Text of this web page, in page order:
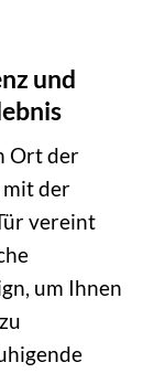
und
Ort der
mit der
vereint
um Ihnen